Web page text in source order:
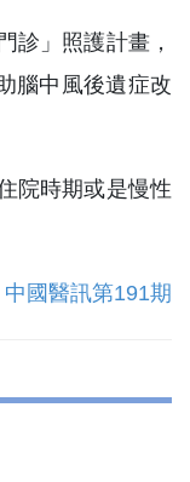
診」照護計畫，
腦中風後遺症改
院時期或是慢性
中國醫訊第191期